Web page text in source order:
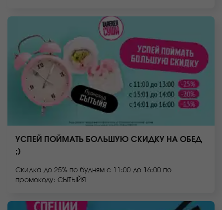
УСПЕЙ ПОЙМАТЬ БОЛЬШУЮ СКИДКУ НА ОБЕД
;)
Скидка до 25% по будням с 11:00 до 16:00 по
промокоду: СЫТЫЙЯ